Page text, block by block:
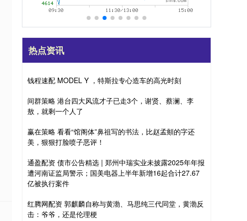
热点资讯
钱程速配 MODEL Y ，特斯拉专心造车的高光时刻
间群策略 港台四大风流才子已走3个，谢贤、蔡澜、李
敖，就剩一个人了
赢在策略 看看“馆阁体”鼻祖写的书法，比赵孟頫的字还
美，狠狠打脸喷子恶评！
通盈配资 债市公告精选 | 郑州中瑞实业未披露2025年年报
遭河南证监局警示；国美电器上半年新增16起合计27.67
亿被执行案件
红腾网配资 郭麒麟自称与黄渤、马思纯三代同堂，黄渤反
击：爷爷，还是伦理梗